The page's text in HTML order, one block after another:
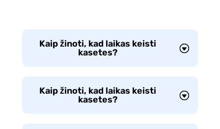
Kaip žinoti, kad laikas keisti
kasetes?
Kaip žinoti, kad laikas keisti
kasetes?